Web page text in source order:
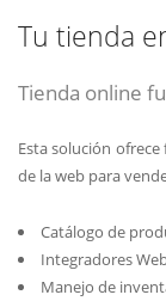
Tu tienda
Tienda online
Esta solución
de la web para
Catálogo de
Integradores
Manejo de